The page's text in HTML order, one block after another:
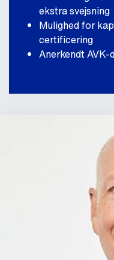
ekstra svejsning
Mulighed for
certificering
Anerkendt AVK-